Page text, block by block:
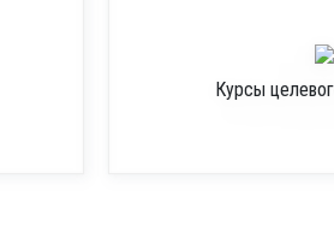
Курсы